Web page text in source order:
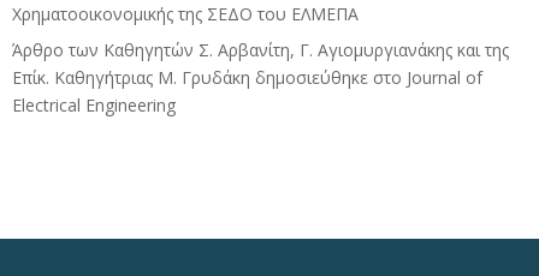
Χρηματοοικονομικής της ΣΕΔΟ του ΕΛΜΕΠΑ
Άρθρο των Καθηγητών Σ. Αρβανίτη, Γ. Αγιομυργιανάκης και της
Επίκ. Καθηγήτριας Μ. Γρυδάκη δημοσιεύθηκε στο Journal of
Electrical Engineering